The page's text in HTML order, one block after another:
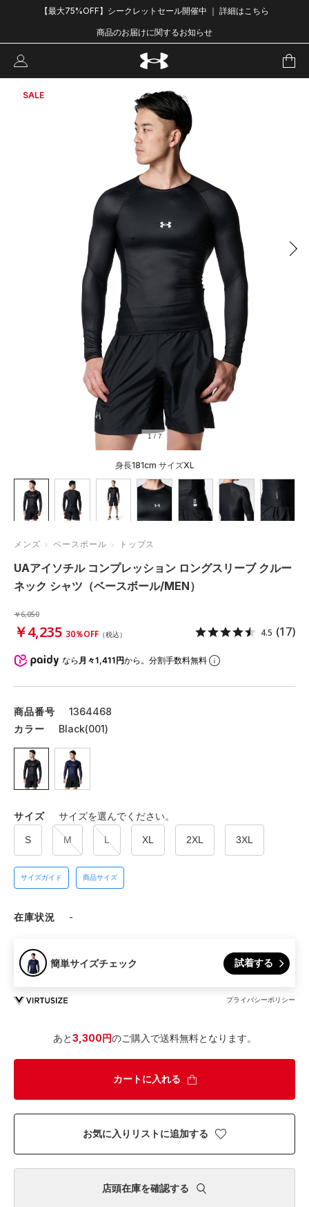
【最大75%OFF】シークレットセール開催中 ｜ 詳細はこちら
商品のお届けに関するお知らせ
SALE
1/ 7
身長181cm サイズXL
メンズ ベースボール トップス
UAアイソチル コンプレッション ロングスリーブ クルー
ネック シャツ（ベースボール/MEN）
￥6,050
￥4,235 30％OFF （税込） 4.5 (17)
なら 月々1,411円から。分割手数料無料
商品番号
1364468
カラー
Black(001)
サイズ サイズを選んでください。
S M L XL 2XL 3XL
サイズガイド 商品サイズ
在庫状況 -
簡単サイズチェック 試着する
プライバシーポリシー
あと3,300円のご購入で送料無料となります。
カートに入れる
お気に入りリストに追加する
店頭在庫を確認する